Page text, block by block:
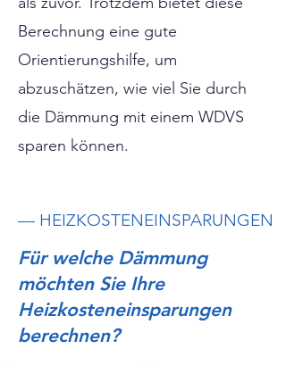
Berechnung eine gute
Orientierungshilfe, um
abzuschätzen, wie viel Sie durch
die Dämmung mit einem WDVS
sparen können.
— HEIZKOSTENEINSPARUNGEN
Für welche Dämmung
möchten Sie Ihre
Heizkosteneinsparungen
berechnen?